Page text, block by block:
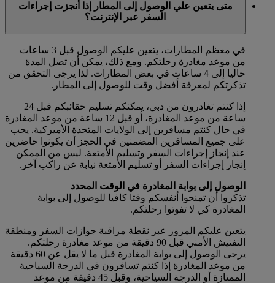
متى يتعين علي الوصول إلى المطار إذا أنجزت إجراءات
السفر عبر الإنترنت؟
في معظم المطارات، يتعين عليكم الوصول قبل 3 ساعات
من موعد مغادرة رحلتكم. ومع ذلك، يمكن أن تصل المدة
حاليا إلى 4 ساعات في بعض المطارات. لذا يرجى التحقق من
تذكرتكم لمعرفة أفضل وقت للوصول إلى المطار.
إذا كنتم تغادرون من دبي، يمكنكم تسليم حقائبكم قبل 24
ساعة من موعد المغادرة، أو قبل 12 ساعة من موعد المغادرة
في حال كنتم مسافرين إلى الولايات المتحدة الأميركية. يجب
على جميع المسافرين المضمنين في الحجز أن يكونوا حاضرين
عند إنجاز إجراءات السفر وتسليم الأمتعة. ليس من الممكن
إنجاز إجراءات السفر أو تسليم الأمتعة نيابة عن راكب آخر.
الوصول إلى بوابة المغادرة في الوقت المحدد
تذكروا أن تمنحوا أنفسكم وقتا كافيا للوصول إلى بوابة
المغادرة كي لا تفوتوا رحلتكم.
يتعين عليكم المرور عبر نقطة مراقبة جوازات السفر ومنطقة
التفتيش الأمني قبل 90 دقيقة من موعد مغادرة رحلتكم.
يرجى الوصول إلى بوابة المغادرة قبل ما لا يقل عن 60 دقيقة
من موعد المغادرة إذا كنتم تسافرون في الدرجة السياحية
الممتازة أو الدرجة السياحية، وقبل 45 دقيقة من موعد